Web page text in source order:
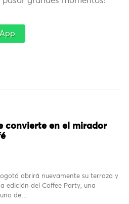
convierte en el mirador
abrirá nuevamente su terraza y
edición del Coffee Party, una
de…